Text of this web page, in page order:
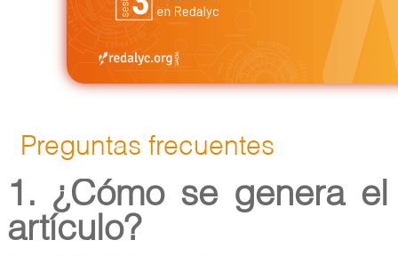
Preguntas frecuentes
1. ¿Cómo se genera
artículo?